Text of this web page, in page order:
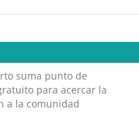
suma punto de
para acercar la
a la comunidad